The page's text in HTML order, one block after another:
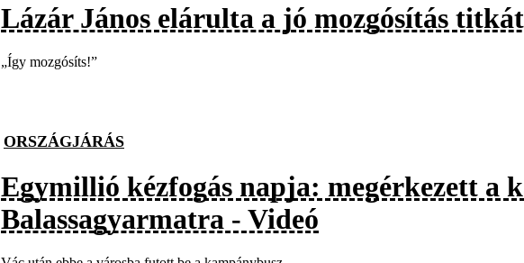
Lázár János elárulta a jó mozgósítás
„Így mozgósíts!”
ORSZÁGJÁRÁS
Egymillió kézfogás napja: megérkezett a
Balassagyarmatra - Videó